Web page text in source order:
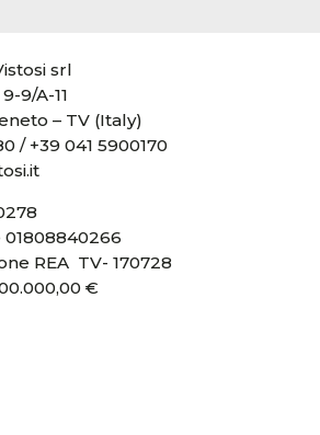
srl
9/A-11
– TV (Italy)
/ +39 041 5900170
REA TV- 170728
€